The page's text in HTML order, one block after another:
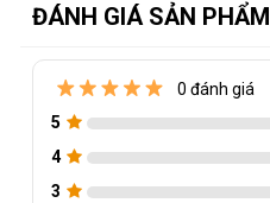
ĐÁNH GIÁ SẢN PHẨM
0 đánh giá
5
4
3